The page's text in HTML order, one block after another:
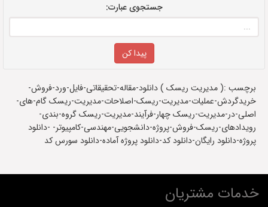
جستجوی عبارت:
برچسب :( مدیریت ریسک ) دانلود-مقاله-تحقیقاتی-فایل-ورد-فروش-
خریدگردش-عملیات-مدیریت-ریسک-اصلاحات-مدیریت-ریسک گام-های-
اصلی-در-مدیریت-ریسک چهار-فرآیند-مدیریت-ریسک گروه-بندی-
رویدادهای-ریسک-فروش-پروژه-دانشجویی-مهندسی-کامپیوتر- -دانلود
پروژه-دانلود رایگان-دانلود کد-دانلود پروژه آماده-دانلود سورس کد
خدمات مشتریان